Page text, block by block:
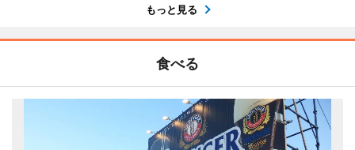
もっと見る
食べる